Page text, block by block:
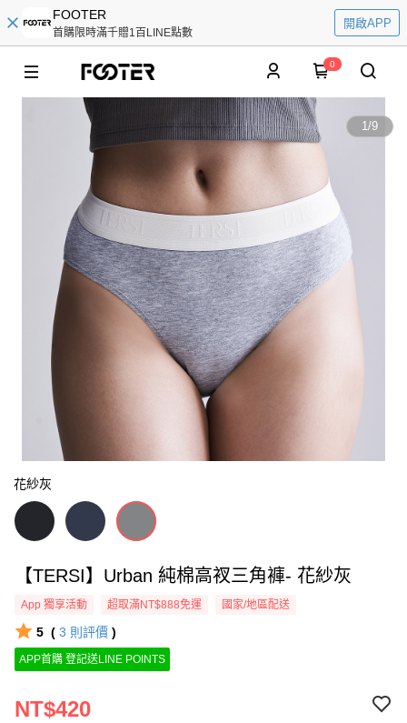
FOOTER
首購限時滿千贈1百LINE點數
開啟APP
0
1/9
花紗灰
【TERSI】Urban 純棉高衩三角褲- 花紗灰
App 獨享活動 超取滿NT$888免運 國家/地區配送
5 ( 3 則評價 )
APP首購 登記送LINE POINTS
NT$420